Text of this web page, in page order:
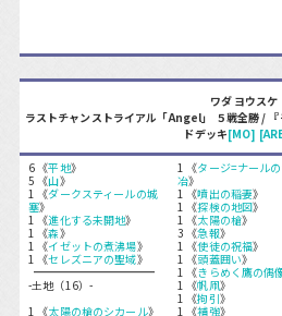
ワダ ヨウスケ
ラストチャンストライアル「Angel」 ５戦全勝 /
ドデッキ[MO]
6 《平地》
5 《山》
1 《ダークスティールの城
塞》
1 《進化する未開地》
1 《森》
1 《イゼットの煮沸場》
1 《セレズニアの聖域》
-土地（16）-
1 《太陽の槍のシカール》
1 《タージ=ナール
冶》
1 《噴出の稲妻》
1 《探検の地図》
1 《太陽の槍》
3 《急報》
1 《使徒の祝福》
1 《頭蓋囲い》
1 《きらめく鷹の偶
1 《帆凧》
1 《拘引》
1 《補強》